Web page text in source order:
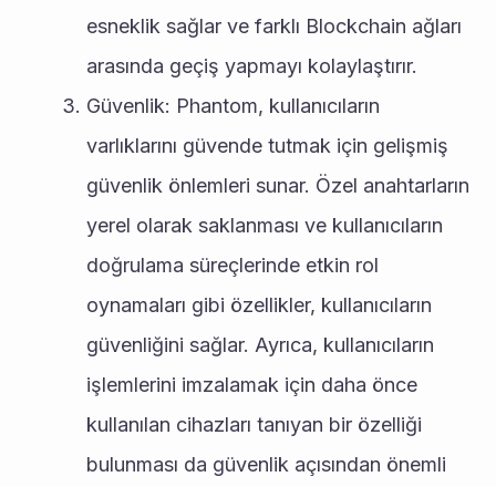
esneklik sağlar ve farklı Blockchain ağları
arasında geçiş yapmayı kolaylaştırır.
Güvenlik: Phantom, kullanıcıların
varlıklarını güvende tutmak için gelişmiş
güvenlik önlemleri sunar. Özel anahtarların
yerel olarak saklanması ve kullanıcıların
doğrulama süreçlerinde etkin rol
oynamaları gibi özellikler, kullanıcıların
güvenliğini sağlar. Ayrıca, kullanıcıların
işlemlerini imzalamak için daha önce
kullanılan cihazları tanıyan bir özelliği
bulunması da güvenlik açısından önemli